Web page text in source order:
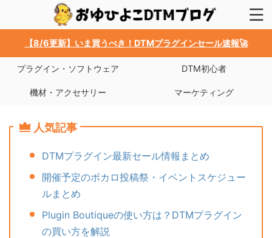
【8/6更新】いま買うべき！DTMプラグインセール速報🚀
プラグイン・ソフトウェア DTM初心者
機材・アクセサリー マーケティング
人気記事
DTMプラグイン最新セール情報まとめ
開催予定のボカロ投稿祭・イベントスケジュー
ルまとめ
Plugin Boutiqueの使い方は？DTMプラグイン
の買い方を解説